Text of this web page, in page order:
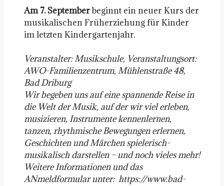
Am 7. Septemberbeginnt ein neuer Kurs der
musikalischen Früherziehung für Kinder
im letzten Kindergartenjahr.
Veranstalter: Musikschule, Veranstaltungsort:
AWO-Familienzentrum, Mühlenstraße 48,
Bad Driburg
Wir begeben uns auf eine spannende Reise in
die Welt der Musik, auf der wir viel erleben,
musizieren, Instrumente kennenlernen,
tanzen, rhythmische Bewegungen erlernen,
Geschichten und Märchen spielerisch-
musikalisch darstellen – und noch vieles mehr!
Weitere Informationen und das
ANmeldformular unter: https://www.bad-